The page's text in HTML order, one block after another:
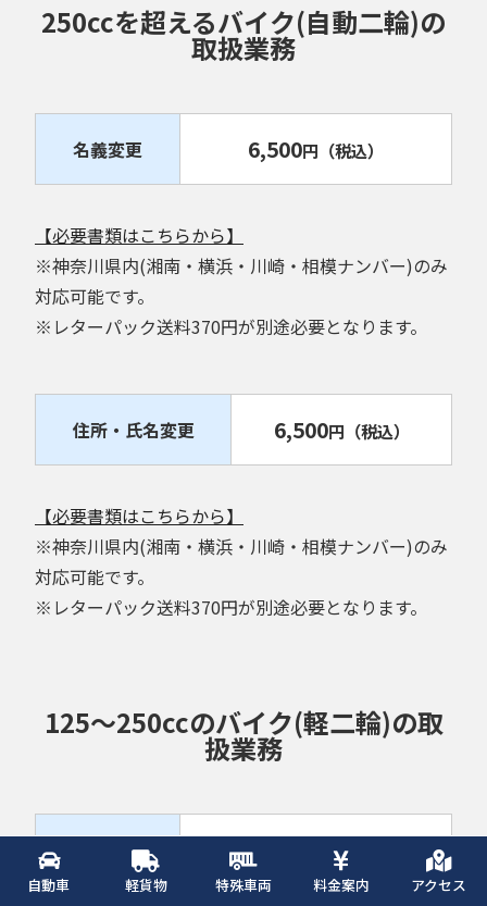
自動車 軽貨物 特殊車両 料金案内 アクセス
250ccを超えるバイク(自動二輪)の
取扱業務
名義変更 6,500円 （税込）
【必要書類はこちらから】
※神奈川県内(湘南・横浜・川崎・相模ナンバー)のみ
対応可能です。
※レターパック送料370円が別途必要となります。
住所・氏名変更 6,500円 （税込）
【必要書類はこちらから】
※神奈川県内(湘南・横浜・川崎・相模ナンバー)のみ
対応可能です。
※レターパック送料370円が別途必要となります。
125～250ccのバイク(軽二輪)の取
扱業務
名義変更 6,500 （税込）